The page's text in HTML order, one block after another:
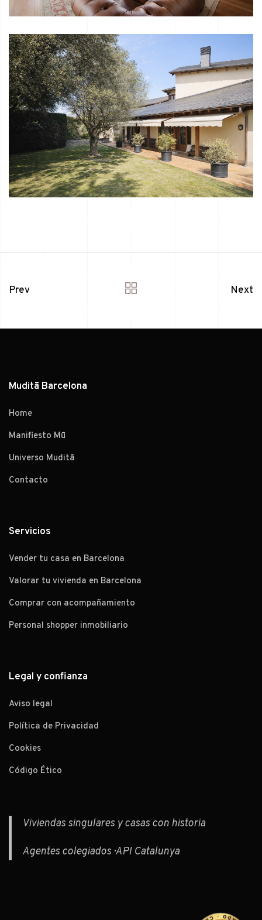
Prev Next
Muditā Barcelona
Home
Manifiesto Mū
Universo Muditā
Contacto
Servicios
Vender tu casa en Barcelona
Valorar tu vivienda en Barcelona
Comprar con acompañamiento
Personal shopper inmobiliario
Legal y confianza
Aviso legal
Política de Privacidad
Cookies
Código Ético
Viviendas singulares y casas con historia
Agentes colegiados · API Catalunya